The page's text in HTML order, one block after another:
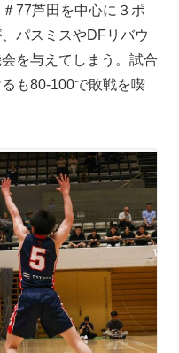
77芦田を中心に３ポ
パスミスやDFリバウ
を与えてしまう。試合
も80-100で敗戦を喫